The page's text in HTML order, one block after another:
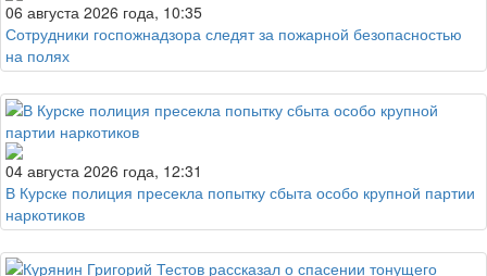
06 августа 2026 года, 10:35
Сотрудники госпожнадзора следят за пожарной безопасностью
на полях
04 августа 2026 года, 12:31
В Курске полиция пресекла попытку сбыта особо крупной партии
наркотиков